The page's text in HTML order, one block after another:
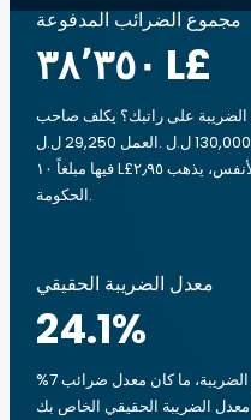
مجموع الضرائب المدفوعة
‏٣٨٬٣٥٠ L£
على راتبك؟ يكلف صاحب
العمل 29,250 ل.ل.‎ لدفع 130,000 ل.ل.‎. بعبارة أخرى، في كل مرة تنفق
فيها مبلغاً ‏١٠ L£من المال الذي كسبته بشق الأنفس، يذهب ‏٢٫٩٥ L£ إلى
الحكومة.
معدل الضريبة الحقيقي
24.1%
لذلك، بدفعك أنت وصاحب العمل الضريبة، ما كان معدل ضرائب 7%
يعني أن معدل الضريبة الحقيقي الخاص بك